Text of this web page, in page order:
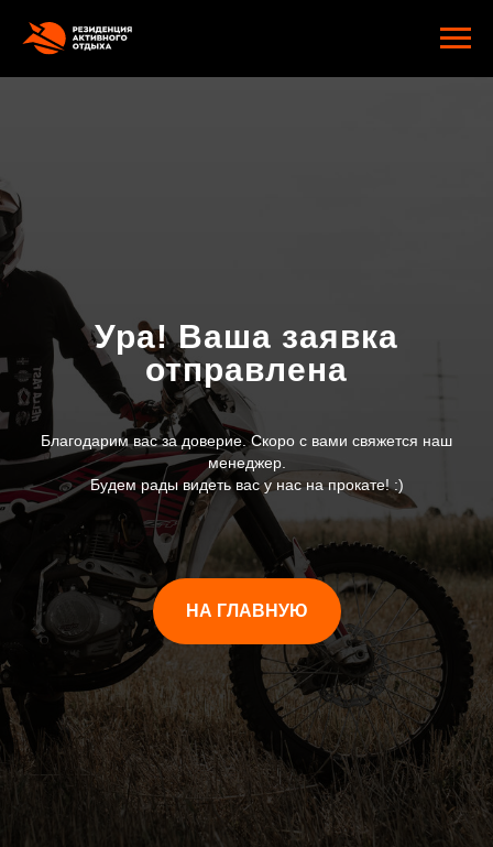
Ура! Ваша заявка
отправлена
Благодарим вас за доверие. Скоро с вами свяжется наш
менеджер.
Будем рады видеть вас у нас на прокате! :)
НА ГЛАВНУЮ